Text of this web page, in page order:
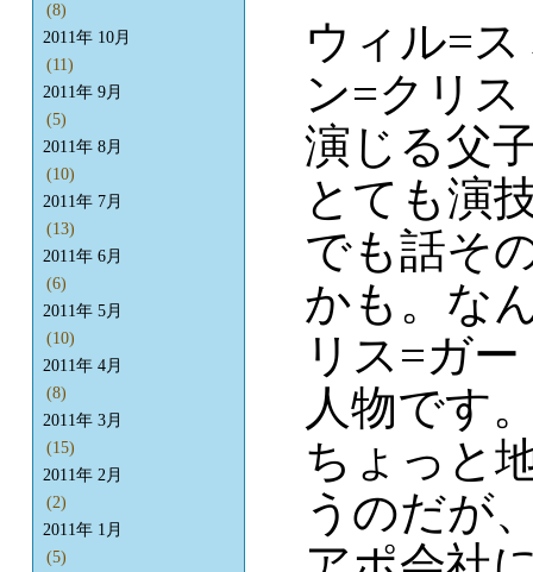
ウィル=
ン=クリ
演じる父
とても演
でも話そ
かも。な
リス=ガ
人物です
ちょっと
うのだが
(8)
2011年 10月
(11)
2011年 9月
(5)
2011年 8月
(10)
2011年 7月
(13)
2011年 6月
(6)
2011年 5月
(10)
2011年 4月
(8)
2011年 3月
(15)
2011年 2月
(2)
2011年 1月
(5)